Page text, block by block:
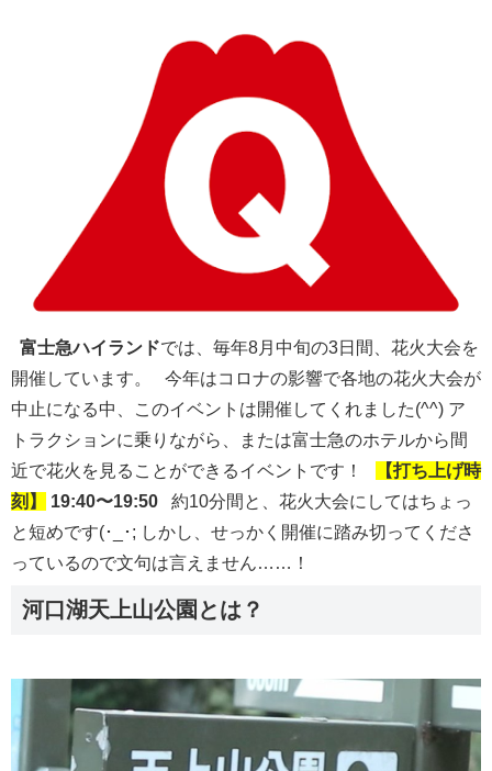
富士急ハイランドでは、毎年8月中旬の3日間、花火大会を
開催しています。 今年はコロナの影響で各地の花火大会が
中止になる中、このイベントは開催してくれました(^^) ア
トラクションに乗りながら、または富士急のホテルから間
近で花火を見ることができるイベントです！
【打ち上げ時
刻】
19:40〜19:50 約10分間と、花火大会にしてはちょっ
と短めです(･_･; しかし、せっかく開催に踏み切ってくださ
っているので文句は言えません……！
河口湖天上山公園とは？